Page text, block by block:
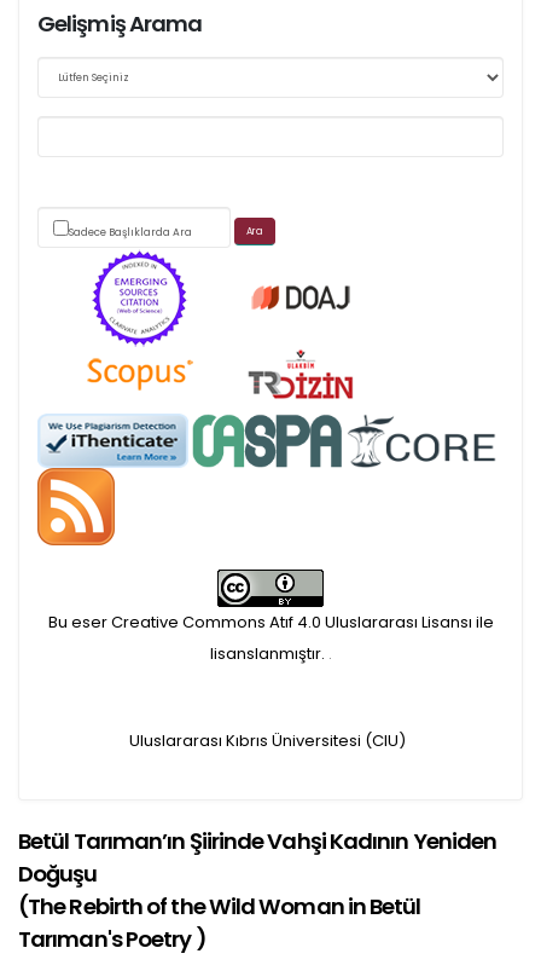
Web sitemizde yapılan güncellemeler nedeniyle
Scimago's grade
APC ödemesi
Öndenetimden geçen
makaleler için, 100 Avro
alınmaktadır.
iletilmektedir.
APC bilgi mesajı
ulaşmadan ödeme yapan
Gelişmiş Arama
Sadece Başlıklarda Ara
Bu eser Creative Commons Atıf 4.0 Uluslararası Lisansı ile
lisanslanmıştır. .
Uluslararası Kıbrıs Üniversitesi (CIU)
Betül Tarıman’ın Şiirinde Vahşi Kadının Yeniden
Doğuşu
(The Rebirth of the Wild Woman in Betül
Tarıman's Poetry)